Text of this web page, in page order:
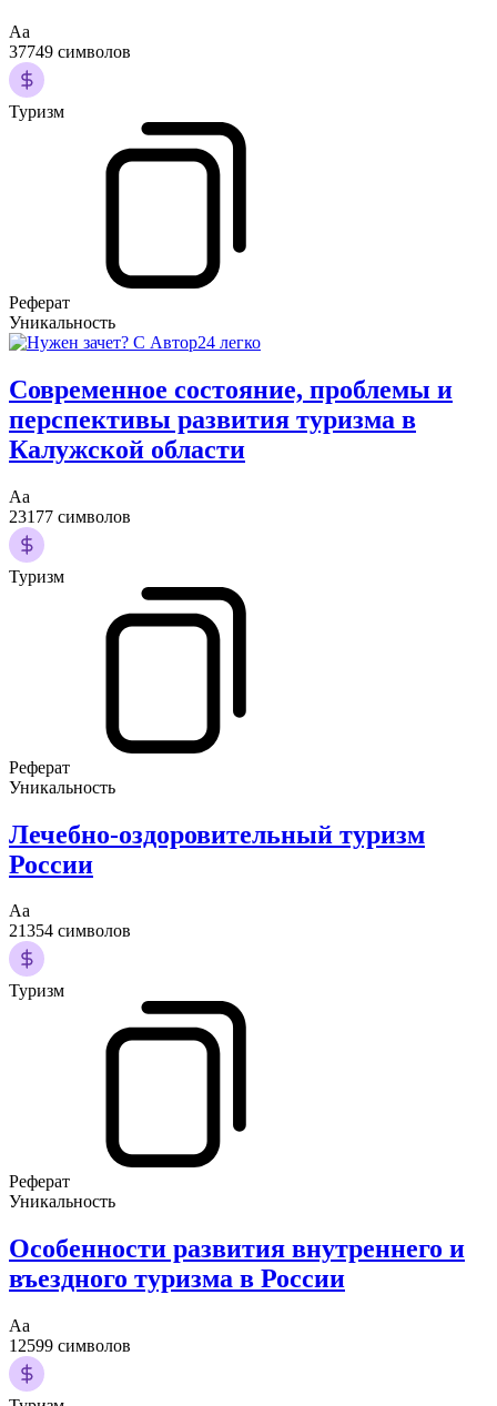
Аа
37749 символов
Туризм
Реферат
Уникальность
Современное состояние, проблемы и
перспективы развития туризма в
Калужской области
Аа
23177 символов
Туризм
Реферат
Уникальность
Лечебно-оздоровительный туризм
России
Аа
21354 символов
Туризм
Реферат
Уникальность
Особенности развития внутреннего и
въездного туризма в России
Аа
12599 символов